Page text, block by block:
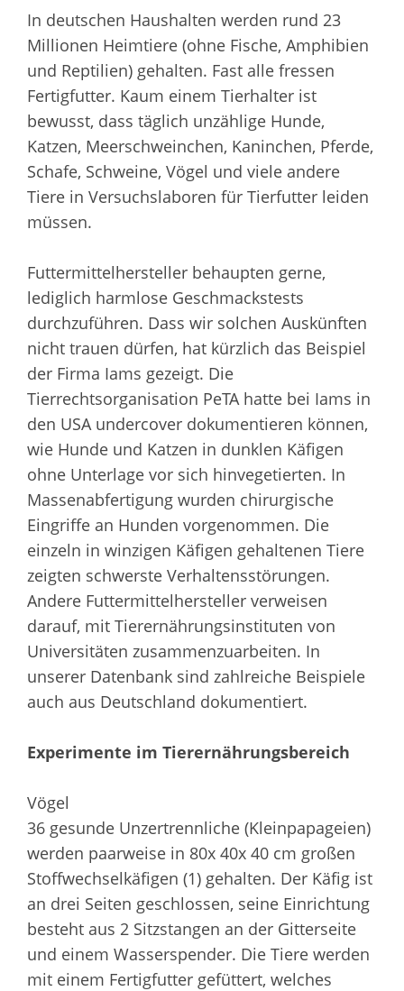
In deutschen Haushalten werden rund 23
Millionen Heimtiere (ohne Fische, Amphibien
und Reptilien) gehalten. Fast alle fressen
Fertigfutter. Kaum einem Tierhalter ist
bewusst, dass täglich unzählige Hunde,
Katzen, Meerschweinchen, Kaninchen, Pferde,
Schafe, Schweine, Vögel und viele andere
Tiere in Versuchslaboren für Tierfutter leiden
müssen.
Futtermittelhersteller behaupten gerne,
lediglich harmlose Geschmackstests
durchzuführen. Dass wir solchen Auskünften
nicht trauen dürfen, hat kürzlich das Beispiel
der Firma Iams gezeigt. Die
Tierrechtsorganisation PeTA hatte bei Iams in
den USA undercover dokumentieren können,
wie Hunde und Katzen in dunklen Käfigen
ohne Unterlage vor sich hinvegetierten. In
Massenabfertigung wurden chirurgische
Eingriffe an Hunden vorgenommen. Die
einzeln in winzigen Käfigen gehaltenen Tiere
zeigten schwerste Verhaltensstörungen.
Andere Futtermittelhersteller verweisen
darauf, mit Tierernährungsinstituten von
Universitäten zusammenzuarbeiten. In
unserer Datenbank sind zahlreiche Beispiele
auch aus Deutschland dokumentiert.
Experimente im Tierernährungsbereich
Vögel
36 gesunde Unzertrennliche (Kleinpapageien)
werden paarweise in 80x 40x 40 cm großen
Stoffwechselkäfigen (1) gehalten. Der Käfig ist
an drei Seiten geschlossen, seine Einrichtung
besteht aus 2 Sitzstangen an der Gitterseite
und einem Wasserspender. Die Tiere werden
mit einem Fertigfutter gefüttert, welches